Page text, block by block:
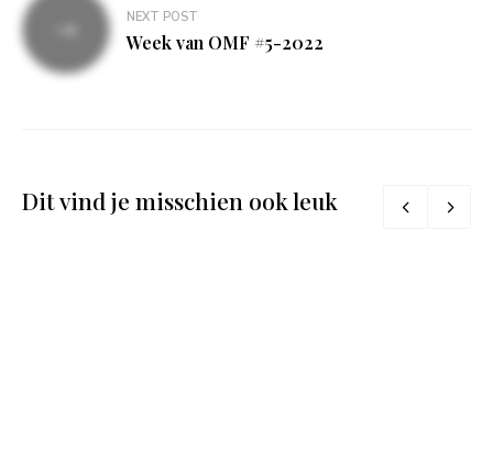
NEXT POST
Week van OMF #5-2022
Dit vind je misschien ook leuk